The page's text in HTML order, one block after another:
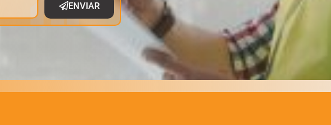
ENVIAR